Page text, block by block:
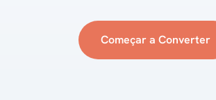
Começar a Converter